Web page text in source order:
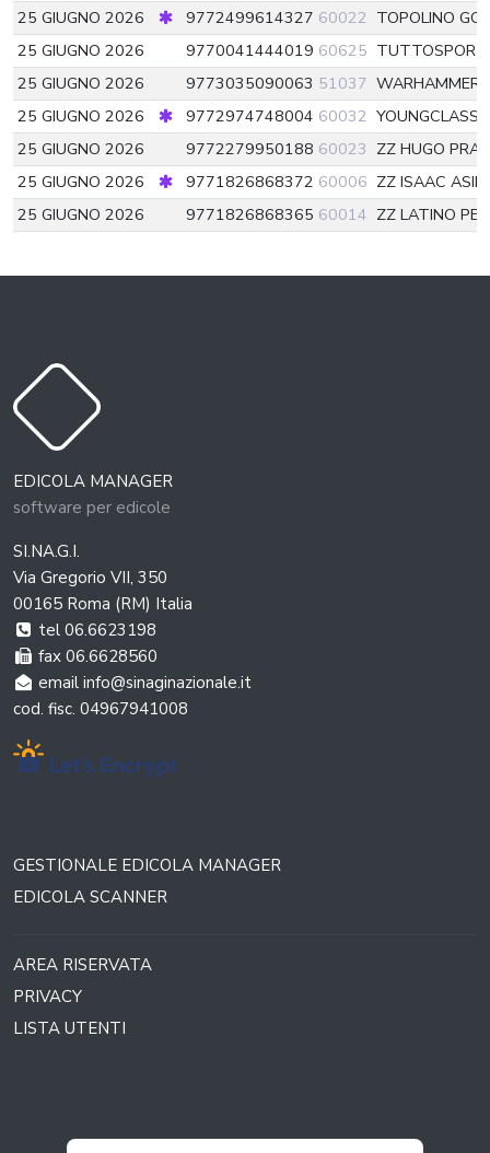
25 GIUGNO 2026
9772499614327 60022 TOPOLINO
25 GIUGNO 2026
9770041444019 60625
25 GIUGNO 2026
9773035090063 51037 WARHAMMER
25 GIUGNO 2026
9772974748004 60032
25 GIUGNO 2026
9772279950188 60023 ZZ HUGO
25 GIUGNO 2026
9771826868372 60006 ZZ ISAAC
25 GIUGNO 2026
9771826868365 60014 ZZ LATINO
EDICOLA MANAGER
software per edicole
SI.NA.G.I.
Via Gregorio VII, 350
00165 Roma (RM) Italia
tel 06.6623198
fax 06.6628560
email info@sinaginazionale.it
cod. fisc. 04967941008
GESTIONALE EDICOLA MANAGER
EDICOLA SCANNER
AREA RISERVATA
PRIVACY
LISTA UTENTI